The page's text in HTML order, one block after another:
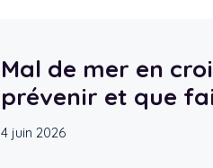
Mal de mer en
prévenir et que
4 juin 2026